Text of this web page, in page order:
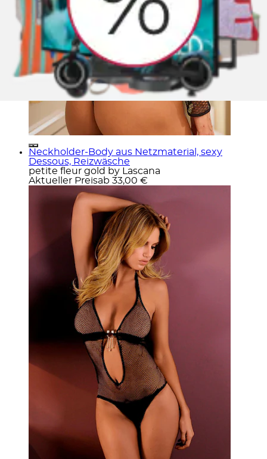
Neckholder-Body aus Netzmaterial, sexy
Dessous, Reizwäsche
petite fleur gold by Lascana
Aktueller Preisab 33,00 €